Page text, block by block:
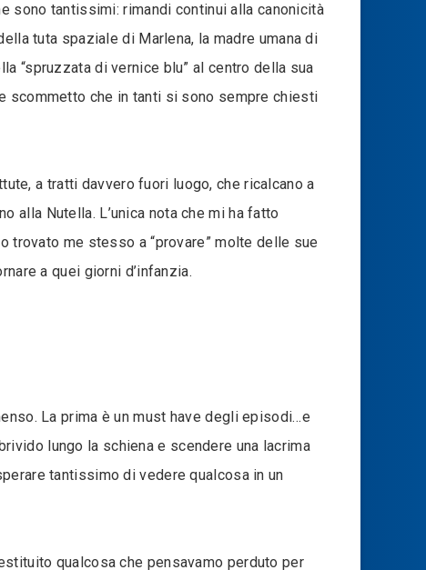
sono tantissimi: rimandi continui alla canonicità
tuta spaziale di Marlena, la madre umana di
“spruzzata di vernice blu” al centro della sua
scommetto che in tanti si sono sempre chiesti
a tratti davvero fuori luogo, che ricalcano a
alla Nutella. L’unica nota che mi ha fatto
trovato me stesso a “provare” molte delle sue
a quei giorni d’infanzia.
La prima è un must have degli episodi…e
lungo la schiena e scendere una lacrima
tantissimo di vedere qualcosa in un
qualcosa che pensavamo perduto per